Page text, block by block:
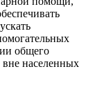
общего
вне населенных